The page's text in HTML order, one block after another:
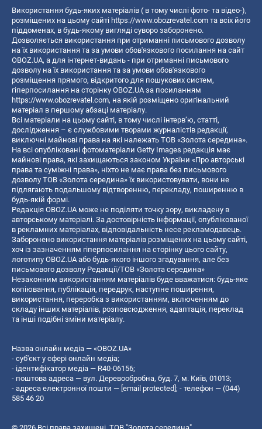
Використання будь-яких матеріалів ( в тому числі фото- та відео-),
розміщених на цьому сайті https://www.obozrevatel.com та всіх його
піддоменах, в будь-якому вигляді суворо заборонено.
Дозволяється використання при отриманні письмового дозволу
на їх використання та за умови обов'язкового посилання на сайт
OBOZ.UA, а для інтернет-видань - при отриманні письмового
дозволу на їх використання та за умови обов'язкового
розміщення прямого, відкритого для пошукових систем,
гіперпосилання на сторінку OBOZ.UA за посиланням
https://www.obozrevatel.com, на якій розміщено оригінальний
матеріал в першому абзаці матеріалу.
Всі матеріали на цьому сайті, в тому числі інтерв’ю, статті,
дослідження – є службовими творами журналістів редакції,
виключні майнові права на які належать ТОВ «Золота середина».
На всі опубліковані фотоматеріали Getty Images редакція має
майнові права, які захищаються законом України «Про авторські
права та суміжні права», ніхто не має права без письмового
дозволу ТОВ «Золота середина» їх використовувати, вони не
підлягають подальшому відтворенню, перекладу, поширенню в
будь-якій формі.
Редакція OBOZ.UA може не поділяти точку зору, викладену в
авторському матеріалі. За достовірність інформації, опублікованої
в рекламних матеріалах, відповідальність несе рекламодавець.
Заборонено використання матеріалів розміщених на цьому сайті,
хоч із зазначенням гіперпосилання на сторінку цього сайту,
логотипу OBOZ.UA або будь-якого іншого згадування, але без
письмового дозволу Редакції/ТОВ «Золота середина»
Незаконним використанням матеріалів буде вважатися: будь-яке
копiювання, публiкацiя, передрук, наступне поширення,
використання, переробка з використанням, включенням до
складу інших матеріалів, розповсюдження, адаптація, переклад
та інші подібні зміни матеріалу.
Назва онлайн медіа — «OBOZ.UA»
- суб'єкт у сфері онлайн медіа;
- ідентифікатор медіа — R40-06156;
- поштова адреса — вул. Деревообробна, буд. 7, м. Київ, 01013;
- адреса електронної пошти — [email protected]; - телефон — (044)
585 46 20